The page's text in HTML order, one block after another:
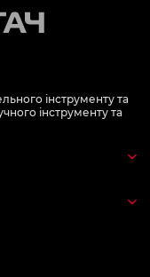
інструменту та
інструменту та